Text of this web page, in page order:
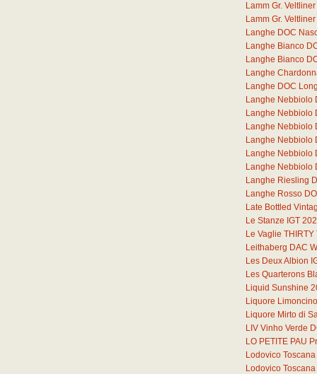
Lamm Gr.
Lamm Gr.
Langhe DOC
Langhe Bianco
Langhe Bianco
Langhe
Langhe DOC
Langhe Nebbiolo
Langhe Nebbiolo
Langhe Nebbiolo
Langhe Nebbiolo
Langhe Nebbiolo
Langhe Nebbiolo
Langhe Riesling
Langhe Rosso
Late Bottled
Le Stanze IGT
Le Vaglie
Leithaberg DAC
Les Deux Albion
Les Quarterons
Liquid Sunshine
Liquore Limoncino
Liquore Mirto di
LIV Vinho Verde
LO PETITE PAU
Lodovico
Lodovico